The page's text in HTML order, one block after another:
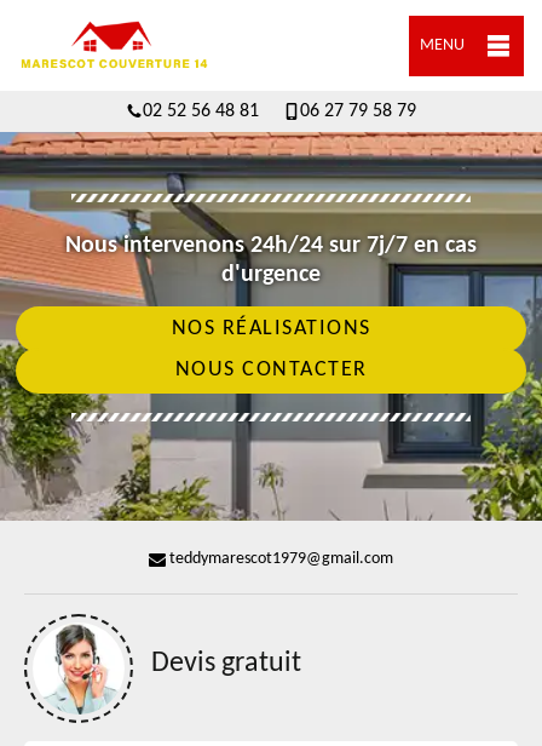
MENU
02 52 56 48 81 06 27 79 58 79
Nous intervenons 24h/24 sur 7j/7 en cas
d'urgence
NOS RÉALISATIONS
NOUS CONTACTER
teddymarescot1979@gmail.com
Devis gratuit